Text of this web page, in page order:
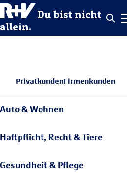
Du bist nicht
allein.
PrivatkundenFirmenkunden
Auto & Wohnen
Haftpflicht, Recht & Tiere
Gesundheit & Pflege